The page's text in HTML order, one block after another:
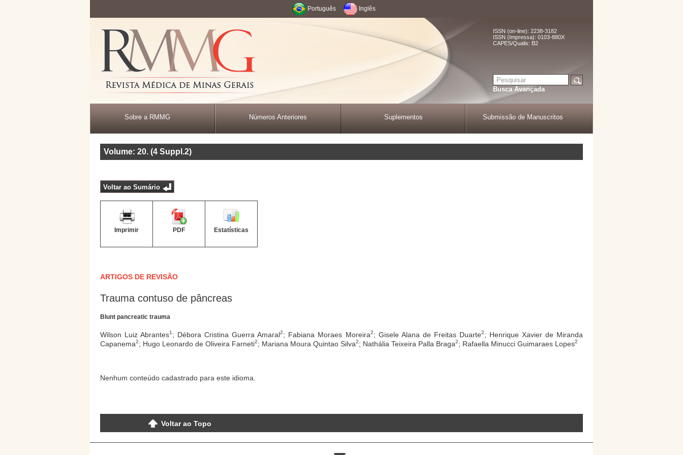
Português Inglês
ISSN (on-line): 2238-3182
ISSN (Impressa): 0103-880X
CAPES/Qualis: B2
Busca Avançada
Sobre a RMMG Números Anteriores Suplementos Submissão de Manuscritos
Volume: 20. (4 Suppl.2)
Voltar ao Sumário
Imprimir PDF Estatísticas
ARTIGOS DE REVISÃO
Trauma contuso de pâncreas
Blunt pancreatic trauma
Wilson Luiz Abrantes1 ; Débora Cristina Guerra Amaral2; Fabiana Moraes Moreira2; Gisele Alana de Freitas Duarte2; Henrique Xavier de Miranda
Capanema2; Hugo Leonardo de Oliveira Farneti2; Mariana Moura Quintao Silva2; Nathália Teixeira Palla Braga2; Rafaella Minucci Guimaraes Lopes2
Nenhum conteúdo cadastrado para este idioma.
Voltar ao Topo